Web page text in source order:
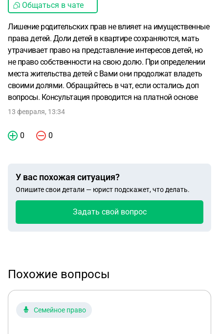
Общаться в чате
Лишение родительских прав не влияет на имущественные
права детей. Доли детей в квартире сохраняются, мать
утрачивает право на представление интересов детей, но
не право собственности на свою долю. При определении
места жительства детей с Вами они продолжат владеть
своими долями. Обращайтесь в чат, если остались доп
вопросы. Консультация проводится на платной основе
13 февраля, 13:34
0 0
У вас похожая ситуация?
Опишите свои детали — юрист подскажет, что делать.
Задать свой вопрос
Похожие вопросы
Семейное право